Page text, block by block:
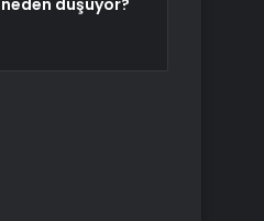
düşüyor?